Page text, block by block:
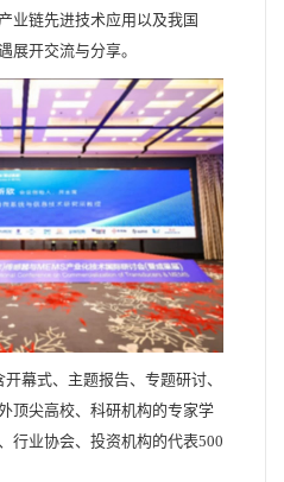
业链先进技术应用以及我国
展开交流与分享。
幕式、主题报告、专题研讨、
顶尖高校、科研机构的专家学
行业协会、投资机构的代表500